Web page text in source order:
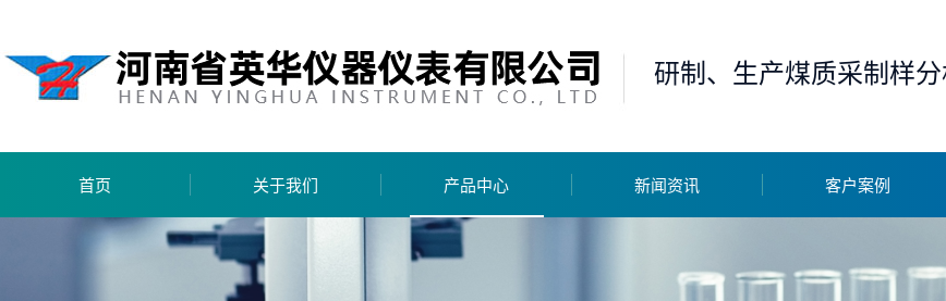
研制、生产煤质采制样
首页 关于我们 产品中心 新闻资讯 客户案例